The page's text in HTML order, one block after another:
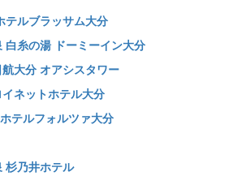
テルブラッサム大分
白糸の湯 ドーミーイン大分
大分 オアシスタワー
ネットホテル大分
テルフォルツァ大分
杉乃井ホテル